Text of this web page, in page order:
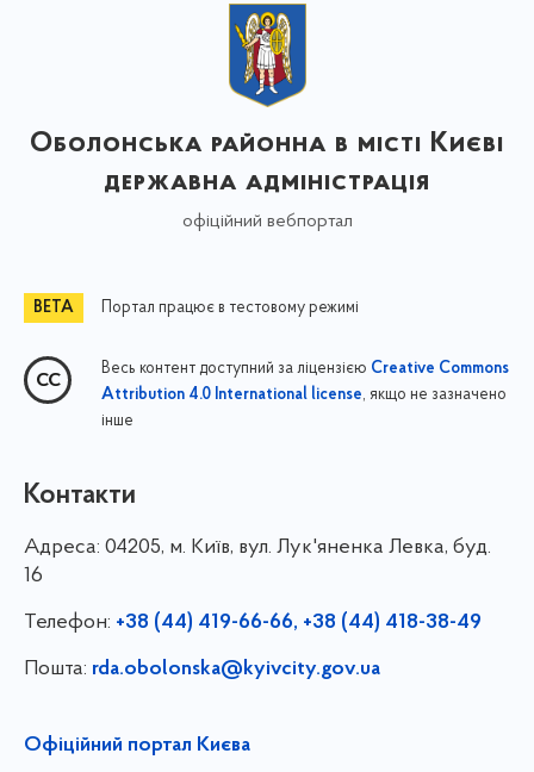
Оболонська районна в місті Києві
державна адміністрація
офіційний вебпортал
Портал працює в тестовому режимі
Весь контент доступний за ліцензією Creative Commons
Attribution 4.0 International license, якщо не зазначено
інше
Контакти
Адреса: 04205, м. Київ, вул. Лук'яненка Левка, буд.
16
Телефон: +38 (44) 419-66-66, +38 (44) 418-38-49
Пошта: rda.obolonska@kyivcity.gov.ua
Офіційний портал Києва